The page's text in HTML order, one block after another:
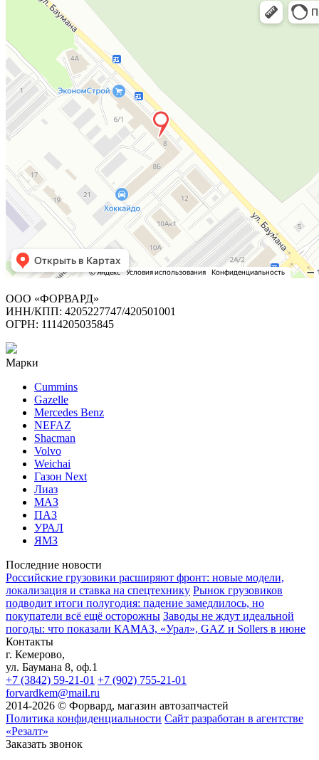
ООО «ФОРВАРД»
ИНН/КПП: 4205227747/420501001
ОГРН: 1114205035845
Марки
Cummins
Gazelle
Mercedes Benz
NEFAZ
Shacman
Volvo
Weichai
Газон Next
Лиаз
МАЗ
ПАЗ
УРАЛ
ЯМЗ
Последние новости
Российские грузовики расширяют фронт: новые модели,
локализация и ставка на спецтехнику Рынок грузовиков
подводит итоги полугодия: падение замедлилось, но
покупатели всё ещё осторожны Заводы не ждут идеальной
погоды: что показали КАМАЗ, «Урал», GAZ и Sollers в июне
Контакты
г. Кемерово,
ул. Баумана 8, оф.1
+7 (3842) 59-21-01 +7 (902) 755-21-01
forvardkem@mail.ru
2014-2026 © Форвард, магазин автозапчастей
Политика конфиденциальности Сайт разработан в агентстве
«Резалт»
Заказать звонок